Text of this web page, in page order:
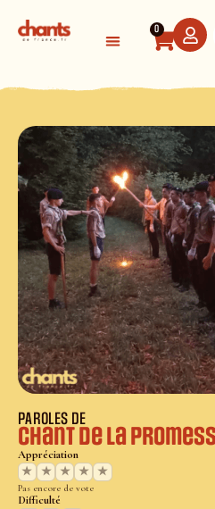
0
PAROLES DE
Chant de la
Appréciation
★
★ ★ ★ ★
Pas encore de vote
Difficulté